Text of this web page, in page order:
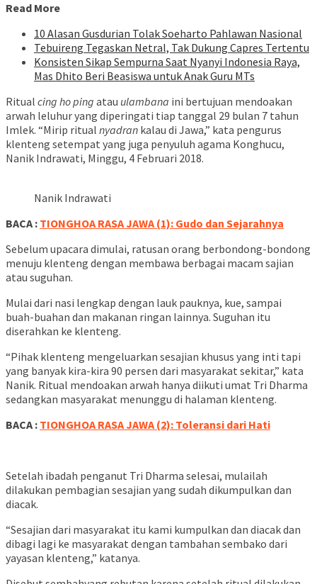
Read More
10 Alasan Gusdurian Tolak Soeharto Pahlawan Nasional
Tebuireng Tegaskan Netral, Tak Dukung Capres Tertentu
Konsisten Sikap Sempurna Saat Nyanyi Indonesia Raya,
Mas Dhito Beri Beasiswa untuk Anak Guru MTs
Ritual cing hoping atau ulambana ini bertujuan mendoakan
arwah leluhur yang diperingati tiap tanggal 29 bulan 7 tahun
Imlek. “Mirip ritual nyadran kalau di Jawa,” kata pengurus
klenteng setempat yang juga penyuluh agama Konghucu,
Nanik Indrawati, Minggu, 4 Februari 2018.
Nanik Indrawati
BACA : TIONGHOA RASA JAWA (1): Gudo dan Sejarahnya
Sebelum upacara dimulai, ratusan orang berbondong-bondong
menuju klenteng dengan membawa berbagai macam sajian
atau suguhan.
Mulai dari nasi lengkap dengan lauk pauknya, kue, sampai
buah-buahan dan makanan ringan lainnya. Suguhan itu
diserahkan ke klenteng.
“Pihak klenteng mengeluarkan sesajian khusus yang inti tapi
yang banyak kira-kira 90 persen dari masyarakat sekitar,” kata
Nanik. Ritual mendoakan arwah hanya diikuti umat Tri Dharma
sedangkan masyarakat menunggu di halaman klenteng.
BACA : TIONGHOA RASA JAWA (2): Toleransi dari Hati
Setelah ibadah penganut Tri Dharma selesai, mulailah
dilakukan pembagian sesajian yang sudah dikumpulkan dan
diacak.
“Sesajian dari masyarakat itu kami kumpulkan dan diacak dan
dibagi lagi ke masyarakat dengan tambahan sembako dari
yayasan klenteng,” katanya.